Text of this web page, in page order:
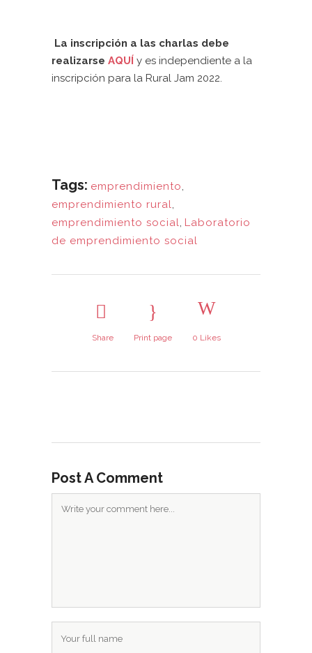
La inscripción a las charlas debe
realizarse AQUÍ y es independiente a la
inscripción para la Rural Jam 2022.
Tags: emprendimiento,
emprendimiento rural,
emprendimiento social, Laboratorio
de emprendimiento social
Share Print page 0 Likes
Post A Comment